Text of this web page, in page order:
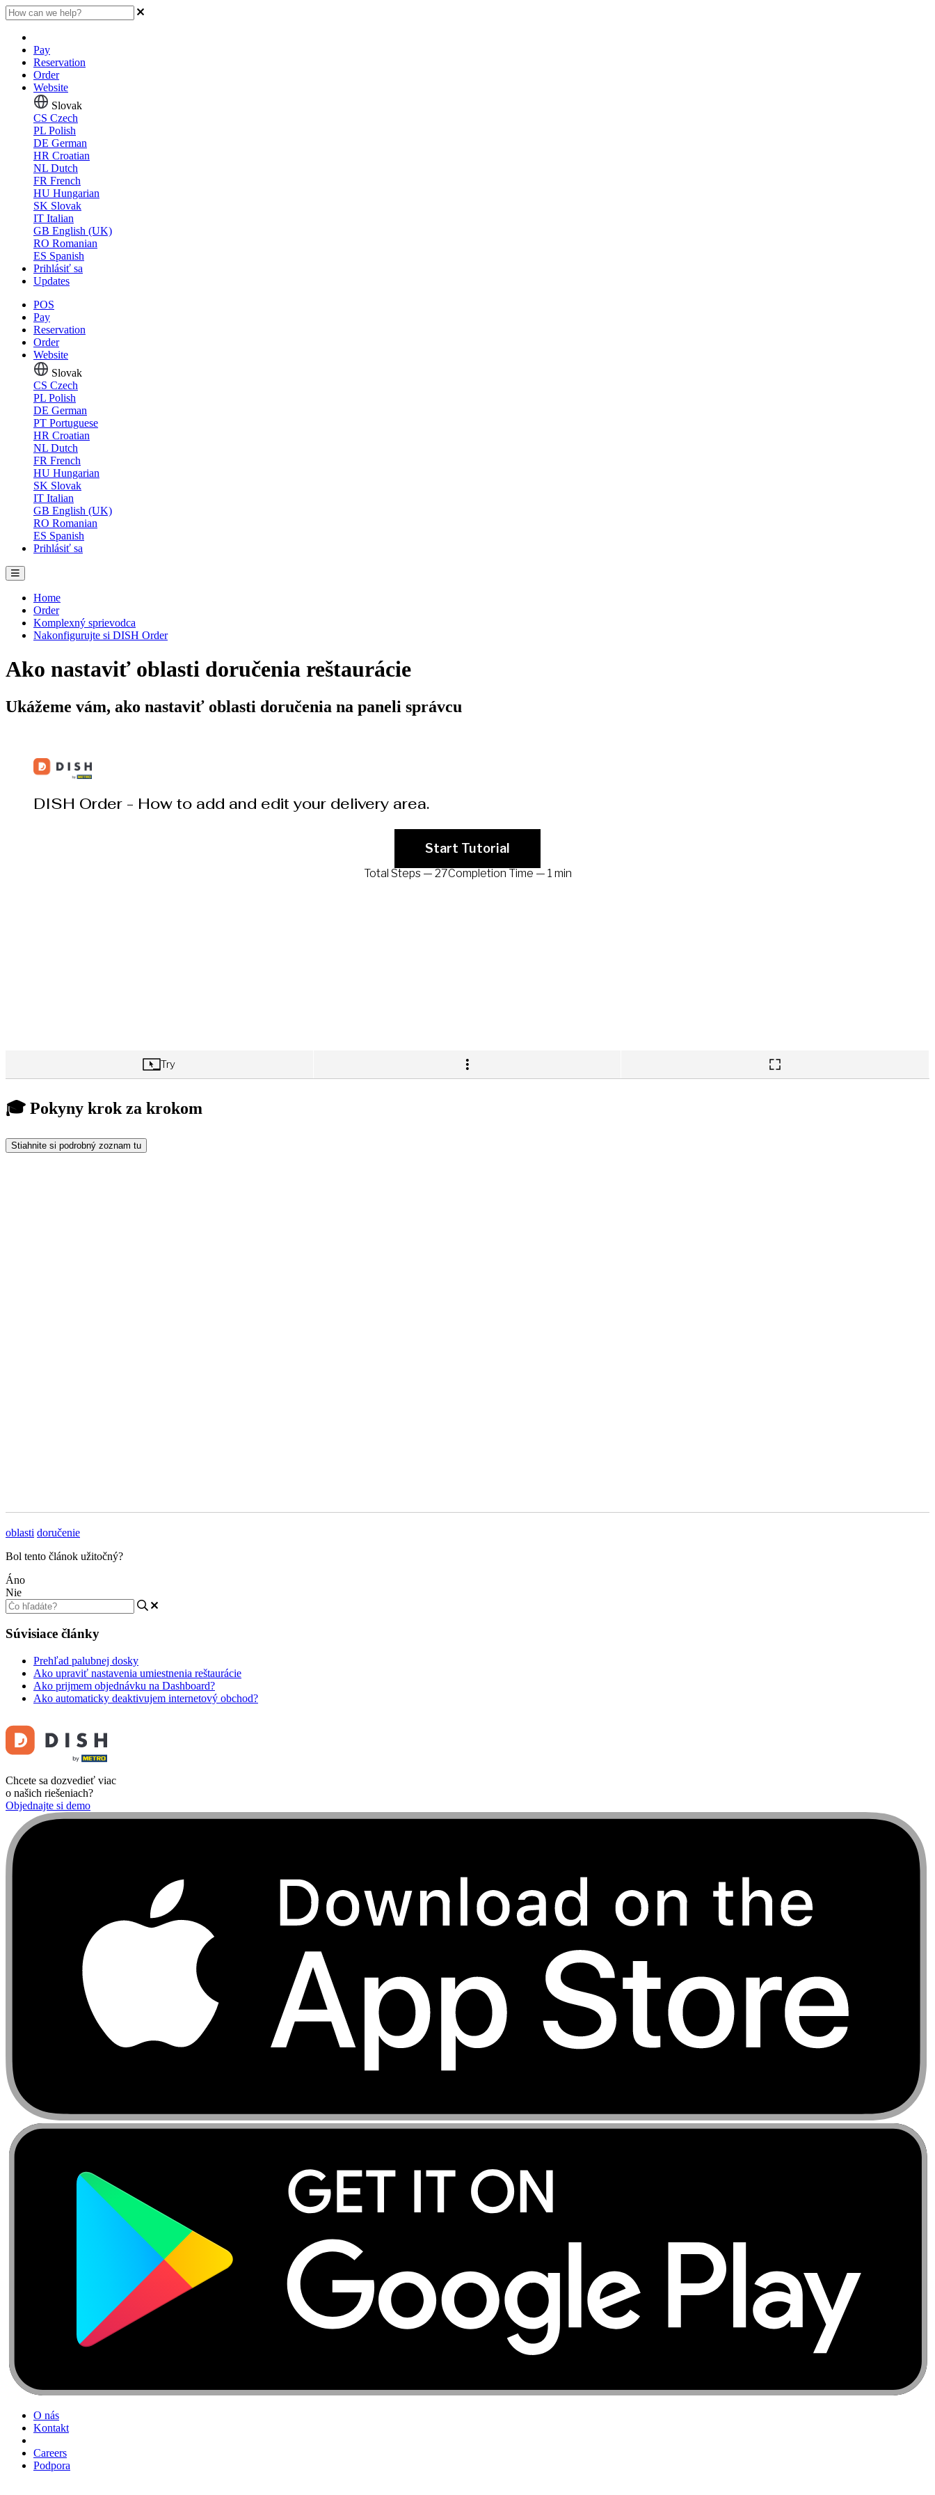
Pay
Reservation
Order
Website
Slovak
CS Czech
PL Polish
DE German
HR Croatian
NL Dutch
FR French
HU Hungarian
SK Slovak
IT Italian
GB English (UK)
RO Romanian
ES Spanish
Prihlásiť sa
Updates
POS
Pay
Reservation
Order
Website
Slovak
CS Czech
PL Polish
DE German
PT Portuguese
HR Croatian
NL Dutch
FR French
HU Hungarian
SK Slovak
IT Italian
GB English (UK)
RO Romanian
ES Spanish
Prihlásiť sa
Home
Order
Komplexný sprievodca
Nakonfigurujte si DISH Order
Ako nastaviť oblasti doručenia reštaurácie
Ukážeme vám, ako nastaviť oblasti doručenia na paneli správcu
🎓 Pokyny krok za krokom
Stiahnite si podrobný zoznam tu
oblasti doručenie
Bol tento článok užitočný?
Áno
Nie
Súvisiace články
Prehľad palubnej dosky
Ako upraviť nastavenia umiestnenia reštaurácie
Ako prijmem objednávku na Dashboard?
Ako automaticky deaktivujem internetový obchod?
Chcete sa dozvedieť viac
o našich riešeniach?
Objednajte si demo
O nás
Kontakt
Careers
Podpora